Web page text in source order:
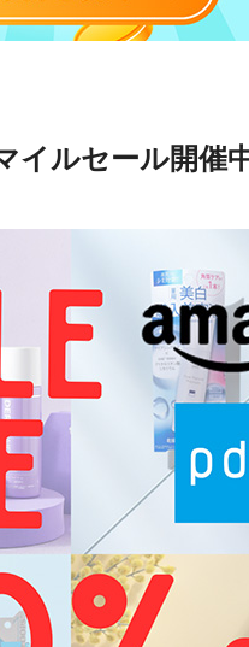
イルセール開催